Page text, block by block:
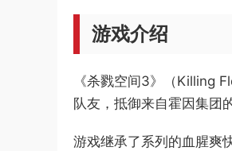
游戏介绍
《杀戮空间3》（Killing
队友，抵御来自霍因集团
游戏继承了系列的血腥爽